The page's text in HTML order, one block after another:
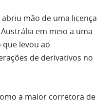
mão de uma licença
em meio a uma
levou ao
de derivativos no
a maior corretora de